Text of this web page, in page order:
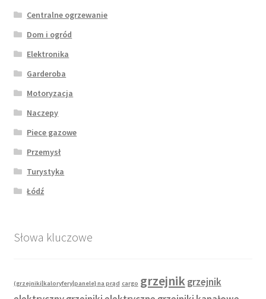
Centralne ogrzewanie
Dom i ogród
Elektronika
Garderoba
Motoryzacja
Naczepy
Piece gazowe
Przemysł
Turystyka
Łódź
Słowa kluczowe
(grzejniki|kaloryfery|panele} na prąd cargo grzejnik grzejnik